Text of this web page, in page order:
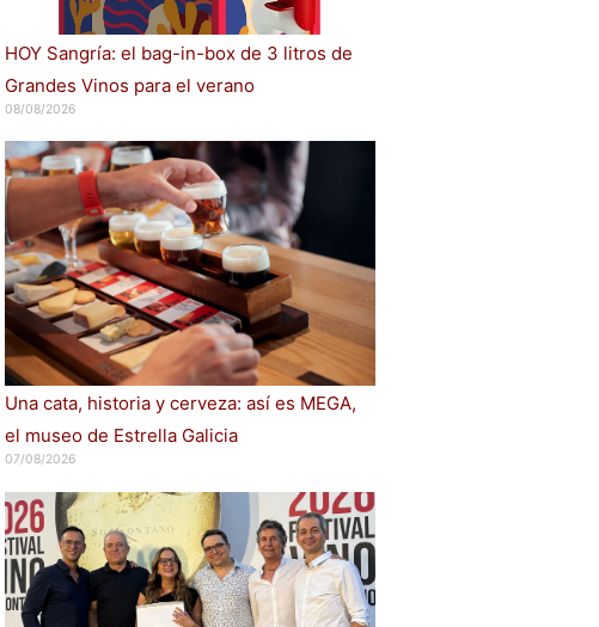
HOY Sangría: el bag-in-box de 3 litros de
Grandes Vinos para el verano
08/08/2026
Una cata, historia y cerveza: así es MEGA,
el museo de Estrella Galicia
07/08/2026